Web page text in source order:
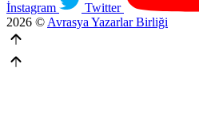
İnstagram Twitter
2026 © Avrasya Yazarlar Birliği